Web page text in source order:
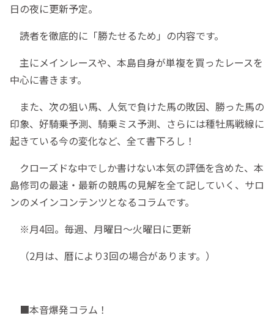
日の夜に更新予定。
読者を徹底的に「勝たせるため」の内容です。
主にメインレースや、本島自身が単複を買ったレースを
中心に書きます。
また、次の狙い馬、人気で負けた馬の敗因、勝った馬の
印象、好騎乗予測、騎乗ミス予測、さらには種牡馬戦線に
起きている今の変化など、全て書下ろし！
クローズドな中でしか書けない本気の評価を含めた、本
島修司の最速・最新の競馬の見解を全て記していく、サロ
ンのメインコンテンツとなるコラムです。
※月4回。毎週、月曜日〜火曜日に更新
（2月は、暦により3回の場合があります。）
■本音爆発コラム！